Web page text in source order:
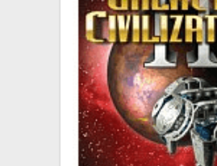
PRODEJNY
DOPRAVA
XZONE KLUB
TCG & BOARDGAME HUB